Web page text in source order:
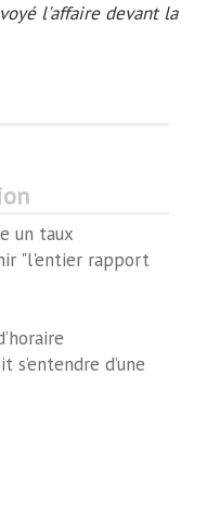
l'affaire devant la
un taux
"l'entier rapport
d’une